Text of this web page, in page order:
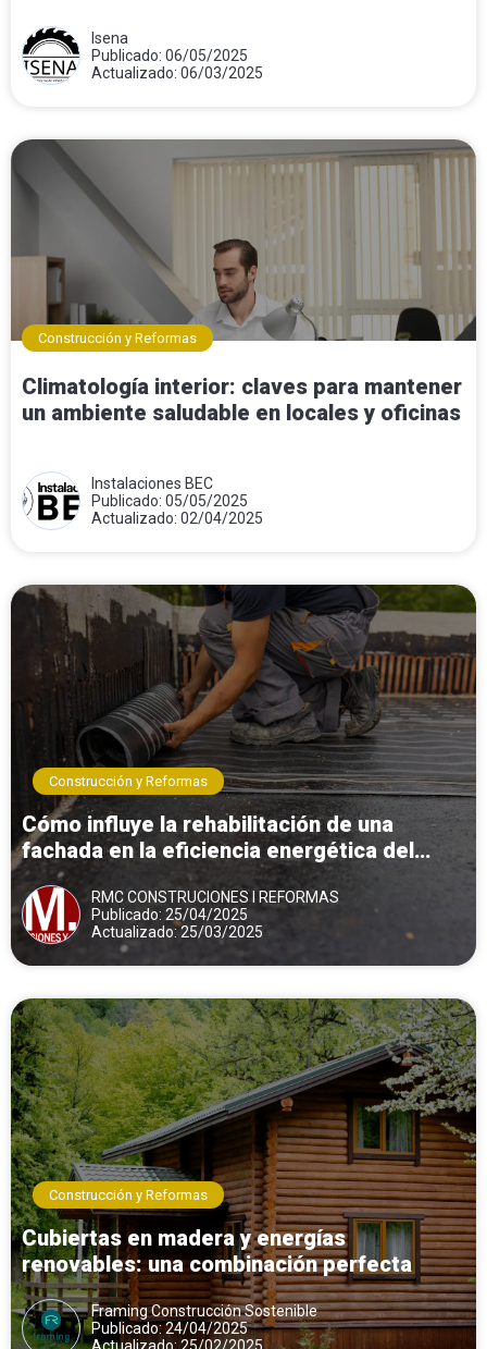
Isena
Publicado: 06/05/2025
Actualizado: 06/03/2025
Construcción y Reformas
Climatología interior: claves para mantener
un ambiente saludable en locales y oficinas
Instalaciones BEC
Publicado: 05/05/2025
Actualizado: 02/04/2025
Construcción y Reformas
Cómo influye la rehabilitación de una
fachada en la eficiencia energética del
edificio
RMC CONSTRUCIONES I REFORMAS
Publicado: 25/04/2025
Actualizado: 25/03/2025
Construcción y Reformas
Cubiertas en madera y energías
renovables: una combinación perfecta
Framing Construcción Sostenible
Publicado: 24/04/2025